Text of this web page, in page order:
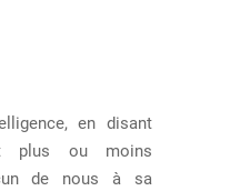
en disant
plus ou moins
de nous à sa